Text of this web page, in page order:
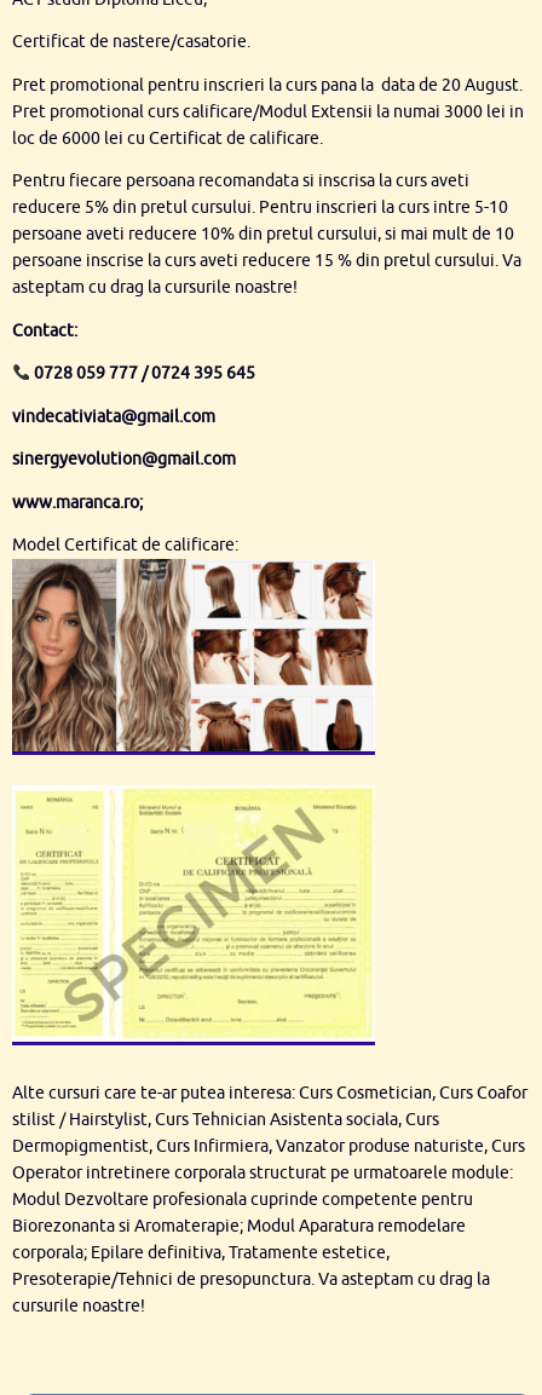
Certificat de nastere/casatorie.
Pret promotional pentru inscrieri la curs pana la data de 20 August.
Pret promotional curs calificare/Modul Extensii la numai 3000 lei in
loc de 6000 lei cu Certificat de calificare.
Pentru fiecare persoana recomandata si inscrisa la curs aveti
reducere 5% din pretul cursului. Pentru inscrieri la curs intre 5-10
persoane aveti reducere 10% din pretul cursului, si mai mult de 10
persoane inscrise la curs aveti reducere 15 % din pretul cursului. Va
asteptam cu drag la cursurile noastre!
Contact:
0728 059 777 /0724 395 645
vindecativiata@gmail.com
sinergyevolution@gmail.com
www.maranca.ro;
Model Certificat de calificare:
Alte cursuri care te-ar putea interesa: Curs Cosmetician, Curs Coafor
stilist / Hairstylist, Curs Tehnician Asistenta sociala, Curs
Dermopigmentist, Curs Infirmiera, Vanzator produse naturiste, Curs
Operator intretinere corporala structurat pe urmatoarele module:
Modul Dezvoltare profesionala cuprinde competente pentru
Biorezonanta si Aromaterapie; Modul Aparatura remodelare
corporala; Epilare definitiva, Tratamente estetice,
Presoterapie/Tehnici de presopunctura. Va asteptam cu drag la
cursurile noastre!